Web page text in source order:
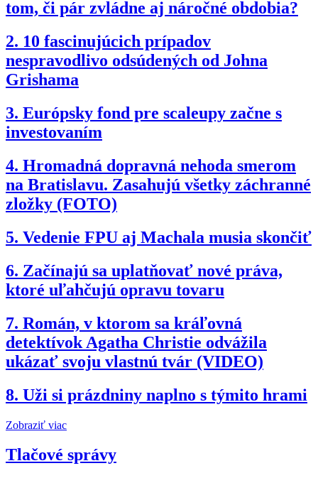
tom, či pár zvládne aj náročné obdobia?
2. 10 fascinujúcich prípadov
nespravodlivo odsúdených od Johna
Grishama
3. Európsky fond pre scaleupy začne s
investovaním
4. Hromadná dopravná nehoda smerom
na Bratislavu. Zasahujú všetky záchranné
zložky (FOTO)
5. Vedenie FPU aj Machala musia skončiť
6. Začínajú sa uplatňovať nové práva,
ktoré uľahčujú opravu tovaru
7. Román, v ktorom sa kráľovná
detektívok Agatha Christie odvážila
ukázať svoju vlastnú tvár (VIDEO)
8. Uži si prázdniny naplno s týmito hrami
Zobraziť viac
Tlačové správy